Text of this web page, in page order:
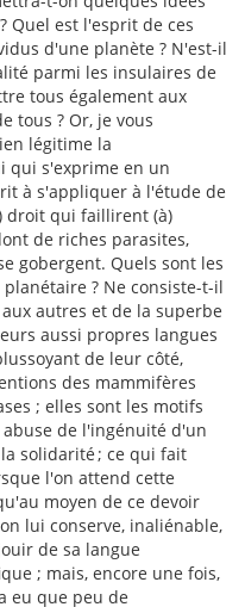
Quel est l'esprit de ces
d'une planète ? N'est-il
parmi les insulaires de
tous également aux
tous ? Or, je vous
légitime la
qui s'exprime en un
à s'appliquer à l'étude de
droit qui faillirent (à)
de riches parasites,
gobergent. Quels sont les
? Ne consiste-t-il
autres et de la superbe
aussi propres langues
de leur côté,
des mammifères
; elles sont les motifs
de l'ingénuité d'un
solidarité ; ce qui fait
l'on attend cette
moyen de ce devoir
lui conserve, inaliénable,
de sa langue
; mais, encore une fois,
eu que peu de